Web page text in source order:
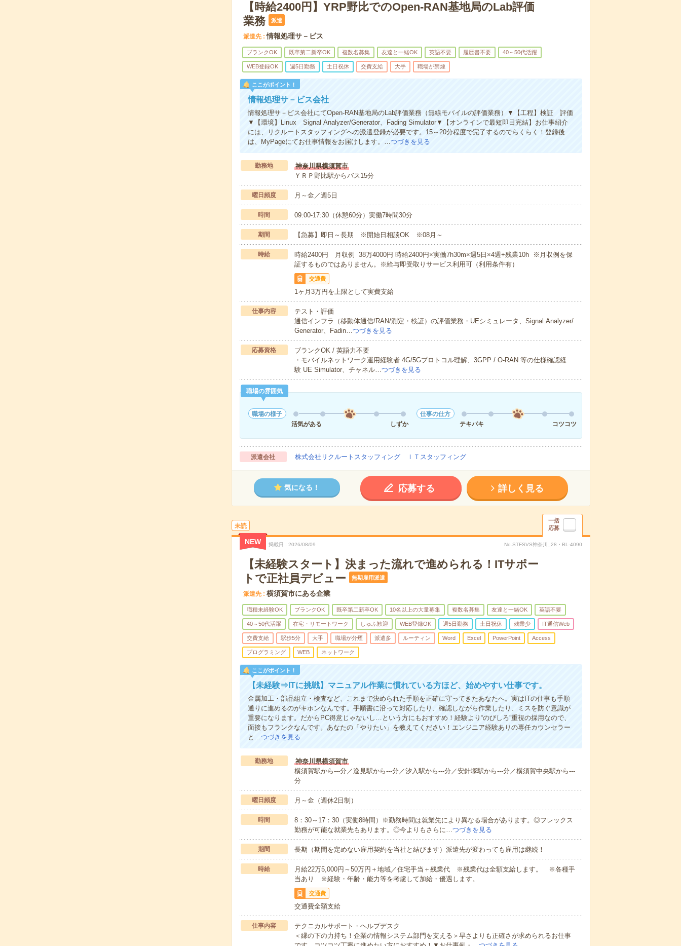
【時給2400円】YRP野比でのOpen-RAN基地局のLab評価
業務
派遣
派遣先 情報処理サ－ビス
ブランクOK 既卒第二新卒OK 複数名募集 友達と一緒OK 英語不要 履歴書不要 40～50代活躍
WEB登録OK 週5日勤務 土日祝休 交費支給 大手 職場が禁煙
ここがポイント！
情報処理サ－ビス会社
情報処理サ－ビス会社にてOpen-RAN基地局のLab評価業務（無線モバイルの評価業務）▼【工程】検証 評価
▼【環境】Linux Signal Analyzer/Generator、Fading Simulator▼【オンラインで最短即日完結】お仕事紹介
には、リクルートスタッフィングへの派遣登録が必要です。15～20分程度で完了するのでらくらく！登録後
は、MyPageにてお仕事情報をお届けします。…つづきを見る
勤務地
神奈川県横須賀市
ＹＲＰ野比駅からバス15分
曜日頻度 月～金／週5日
時間 09:00-17:30（休憩60分）実働7時間30分
期間 【急募】即日～長期 ※開始日相談OK ※08月～
時給
時給2400円 月収例 38万4000円 時給2400円×実働7h30m×週5日×4週+残業10h ※月収例を保
証するものではありません。※給与即受取りサービス利用可（利用条件有）
交通費
1ヶ月3万円を上限として実費支給
仕事内容
テスト・評価
通信インフラ（移動体通信/RAN/測定・検証）の評価業務・UEシミュレータ、Signal Analyzer/
Generator、Fadin…つづきを見る
応募資格
ブランクOK / 英語力不要
・モバイルネットワーク運用経験者 4G/5Gプロトコル理解、3GPP / O-RAN 等の仕様確認経
験 UE Simulator、チャネル…つづきを見る
職場の雰囲気
職場の様子
活気がある
しずか
仕事の仕方
テキパキ
コツコツ
派遣会社 株式会社リクルートスタッフィング ＩＴスタッフィング
気になる！ 応募する 詳しく見る
未読
一括
応募
NEW 掲載日 2026/08/09 No.STFSVS神奈川_28・BL-4090
【未経験スタート】決まった流れで進められる！ITサポー
トで正社員デビュー
無期雇用派遣
派遣先 横須賀市にある企業
職種未経験OK ブランクOK 既卒第二新卒OK 10名以上の大量募集 複数名募集 友達と一緒OK 英語不要
40～50代活躍 在宅・リモートワーク しゅふ歓迎 WEB登録OK 週5日勤務 土日祝休 残業少 IT通信Web
交費支給 駅歩5分 大手 職場が分煙 派遣多 ルーティン Word Excel PowerPoint Access
プログラミング WEB ネットワーク
ここがポイント！
【未経験⇒ITに挑戦】マニュアル作業に慣れている方ほど、始めやすい仕事です。
金属加工・部品組立・検査など、これまで決められた手順を正確に守ってきたあなたへ。実はITの仕事も手順
通りに進めるのがキホンなんです。手順書に沿って対応したり、確認しながら作業したり、ミスを防ぐ意識が
重要になります。だからPC得意じゃないし…という方にもおすすめ！経験より“のびしろ”重視の採用なので、
面接もフランクなんです。あなたの「やりたい」を教えてください！エンジニア経験ありの専任カウンセラー
と… つづきを見る
勤務地
神奈川県横須賀市
横須賀駅から---分／逸見駅から---分／汐入駅から---分／安針塚駅から---分／横須賀中央駅から---
分
曜日頻度 月～金（週休2日制）
時間
8：30～17：30（実働8時間）※勤務時間は就業先により異なる場合があります。◎フレックス
勤務が可能な就業先もあります。◎今よりもさらに… つづきを見る
期間 長期（期間を定めない雇用契約を当社と結びます）派遣先が変わっても雇用は継続！
時給
月給22万5,000円～50万円＋地域／住宅手当＋残業代 ※残業代は全額支給します。 ※各種手
当あり ※経験・年齢・能力等を考慮して加給・優遇します。
交通費
交通費全額支給
仕事内容
テクニカルサポート・ヘルプデスク
＜縁の下の力持ち！企業の情報システム部門を支える＞早さよりも正確さが求められるお仕事